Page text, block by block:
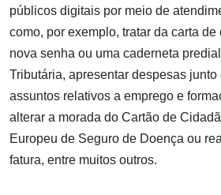
públicos digitais por meio de
como, por exemplo, tratar da carta
nova senha ou uma caderneta
Tributária, apresentar despesas junto
assuntos relativos a emprego e
alterar a morada do Cartão de
Europeu de Seguro de Doença ou
fatura, entre muitos outros.